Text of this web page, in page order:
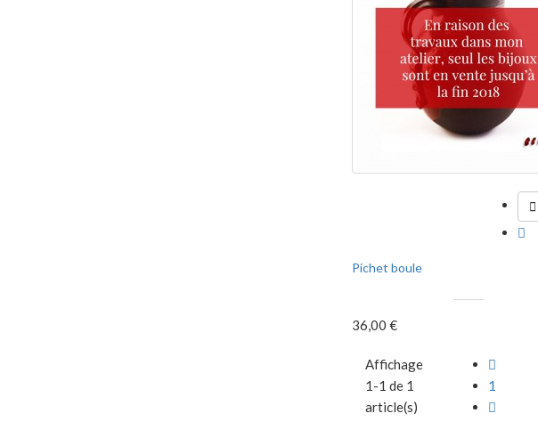


Pichet boule
36,00 €
Affichage
1-1 de 1
article(s)

1
